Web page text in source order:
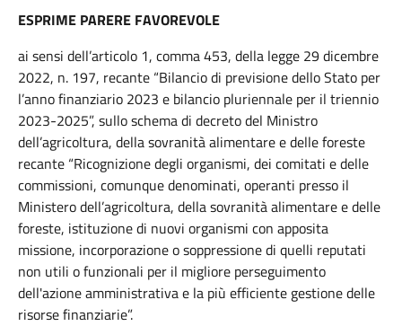
ESPRIME PARERE FAVOREVOLE
ai sensi dell’articolo 1, comma 453, della legge 29 dicembre
2022, n. 197, recante “Bilancio di previsione dello Stato per
l’anno finanziario 2023 e bilancio pluriennale per il triennio
2023-2025”, sullo schema di decreto del Ministro
dell’agricoltura, della sovranità alimentare e delle foreste
recante “Ricognizione degli organismi, dei comitati e delle
commissioni, comunque denominati, operanti presso il
Ministero dell’agricoltura, della sovranità alimentare e delle
foreste, istituzione di nuovi organismi con apposita
missione, incorporazione o soppressione di quelli reputati
non utili o funzionali per il migliore perseguimento
dell'azione amministrativa e la più efficiente gestione delle
risorse finanziarie”.